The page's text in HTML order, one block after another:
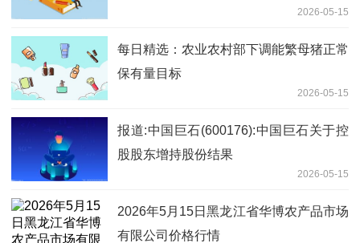
2026-05-15
每日精选：农业农村部下调能繁母猪正常
保有量目标
2026-05-15
报道:中国巨石(600176):中国巨石关于控
股股东增持股份结果
2026-05-15
2026年5月15日黑龙江省华博农产品市场
有限公司价格行情